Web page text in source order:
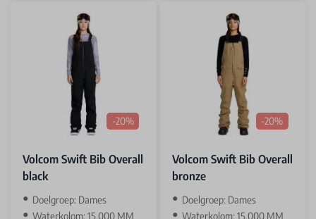
-20%
Volcom Swift Bib Overall
black
‌Doelgroep: Dames
Waterkolom: 15.000 MM
-20%
Volcom Swift Bib Overall
bronze
‌Doelgroep: Dames
Waterkolom: 15.000 MM